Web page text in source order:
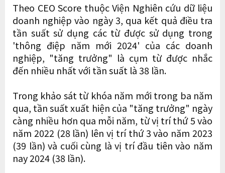
Theo CEO Score thuộc Viện Nghiên cứu dữ liệu
doanh nghiệp vào ngày 3, qua kết quả điều tra
tần suất sử dụng các từ được sử dụng trong
'thông điệp năm mới 2024' của các doanh
nghiệp, "tăng trưởng" là cụm từ được nhắc
đến nhiều nhất với tần suất là 38 lần.
Trong khảo sát từ khóa năm mới trong ba năm
qua, tần suất xuất hiện của "tăng trưởng" ngày
càng nhiều hơn qua mỗi năm, từ vị trí thứ 5 vào
năm 2022 (28 lần) lên vị trí thứ 3 vào năm 2023
(39 lần) và cuối cùng là vị trí đầu tiên vào năm
nay 2024 (38 lần).